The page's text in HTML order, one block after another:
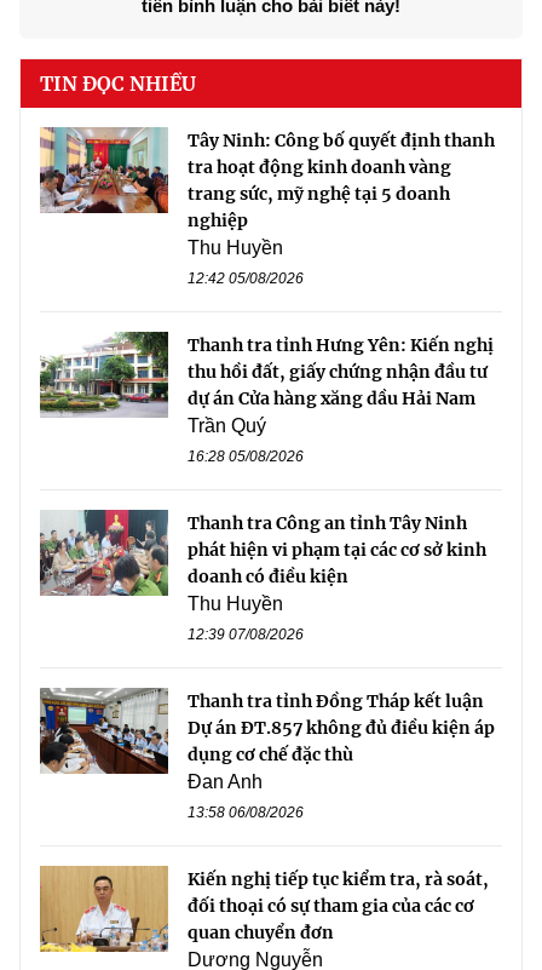
tiên bình luận cho bài biết này!
TIN ĐỌC NHIỀU
Tây Ninh: Công bố quyết định thanh
tra hoạt động kinh doanh vàng
trang sức, mỹ nghệ tại 5 doanh
nghiệp
Thu Huyền
12:42 05/08/2026
Thanh tra tỉnh Hưng Yên: Kiến nghị
thu hồi đất, giấy chứng nhận đầu tư
dự án Cửa hàng xăng dầu Hải Nam
Trần Quý
16:28 05/08/2026
Thanh tra Công an tỉnh Tây Ninh
phát hiện vi phạm tại các cơ sở kinh
doanh có điều kiện
Thu Huyền
12:39 07/08/2026
Thanh tra tỉnh Đồng Tháp kết luận
Dự án ĐT.857 không đủ điều kiện áp
dụng cơ chế đặc thù
Đan Anh
13:58 06/08/2026
Kiến nghị tiếp tục kiểm tra, rà soát,
đối thoại có sự tham gia của các cơ
quan chuyển đơn
Dương Nguyễn